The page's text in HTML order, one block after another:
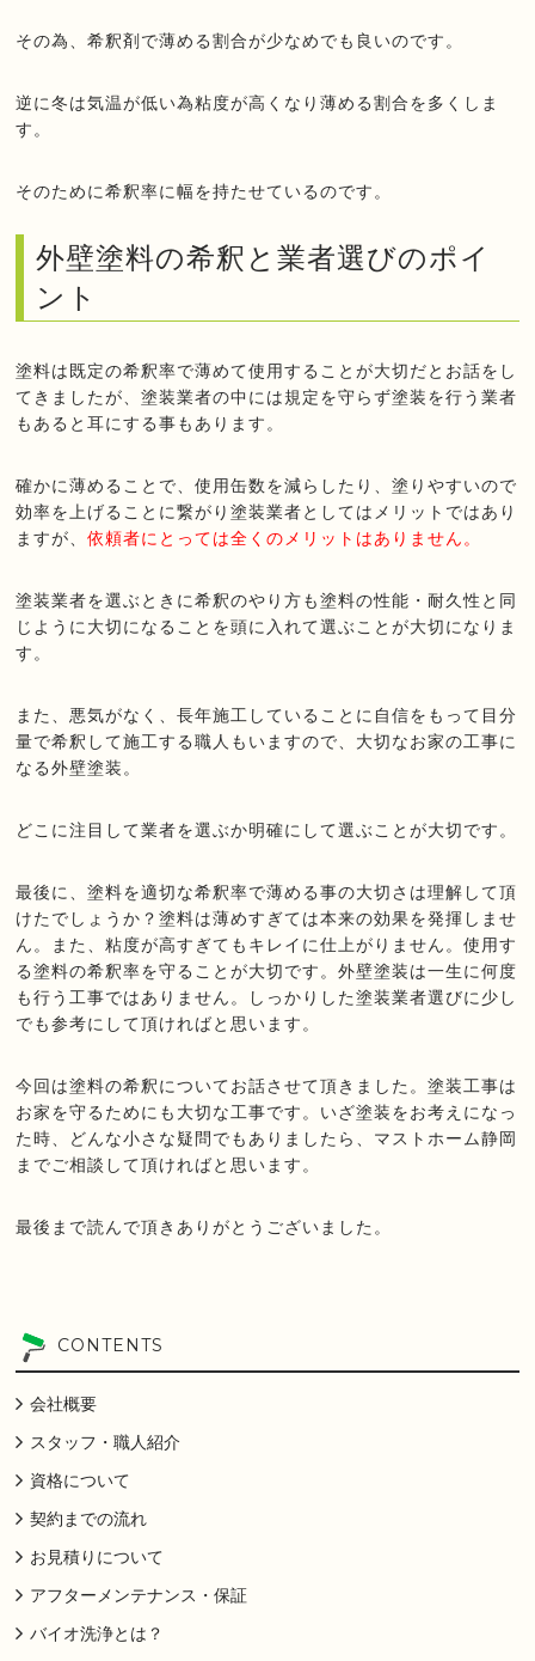
その為、希釈剤で薄める割合が少なめでも良いのです。
逆に冬は気温が低い為粘度が高くなり薄める割合を多くしま
す。
そのために希釈率に幅を持たせているのです。
外壁塗料の希釈と業者選びのポイ
ント
塗料は既定の希釈率で薄めて使用することが大切だとお話をし
てきましたが、塗装業者の中には規定を守らず塗装を行う業者
もあると耳にする事もあります。
確かに薄めることで、使用缶数を減らしたり、塗りやすいので
効率を上げることに繋がり塗装業者としてはメリットではあり
ますが、依頼者にとっては全くのメリットはありません。
塗装業者を選ぶときに希釈のやり方も塗料の性能・耐久性と同
じように大切になることを頭に入れて選ぶことが大切になりま
す。
また、悪気がなく、長年施工していることに自信をもって目分
量で希釈して施工する職人もいますので、大切なお家の工事に
なる外壁塗装。
どこに注目して業者を選ぶか明確にして選ぶことが大切です。
最後に、塗料を適切な希釈率で薄める事の大切さは理解して頂
けたでしょうか？塗料は薄めすぎては本来の効果を発揮しませ
ん。また、粘度が高すぎてもキレイに仕上がりません。使用す
る塗料の希釈率を守ることが大切です。外壁塗装は一生に何度
も行う工事ではありません。しっかりした塗装業者選びに少し
でも参考にして頂ければと思います。
今回は塗料の希釈についてお話させて頂きました。塗装工事は
お家を守るためにも大切な工事です。いざ塗装をお考えになっ
た時、どんな小さな疑問でもありましたら、マストホーム静岡
までご相談して頂ければと思います。
最後まで読んで頂きありがとうございました。
CONTENTS
会社概要
スタッフ・職人紹介
資格について
契約までの流れ
お見積りについて
アフターメンテナンス・保証
バイオ洗浄とは？